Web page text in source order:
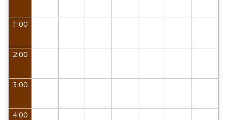
1:00
2:00
3:00
4:00